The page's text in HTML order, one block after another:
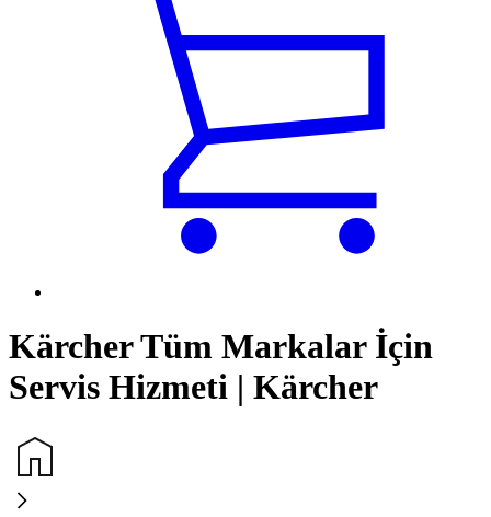
Kärcher Tüm Markalar İçin
Servis Hizmeti | Kärcher